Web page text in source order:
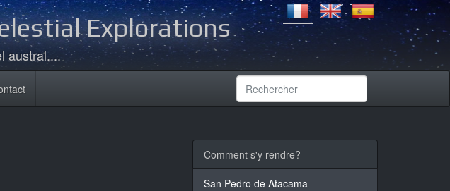
Explorations
austral....
Comment s'y rendre?
San Pedro de Atacama